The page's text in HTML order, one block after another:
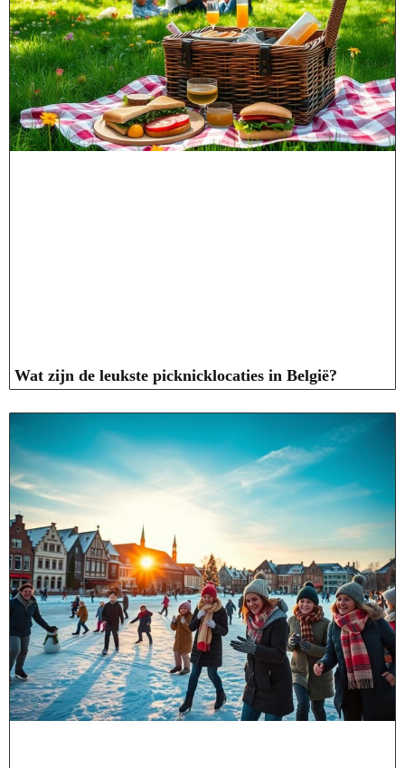
Wat zijn de leukste picknicklocaties in België?